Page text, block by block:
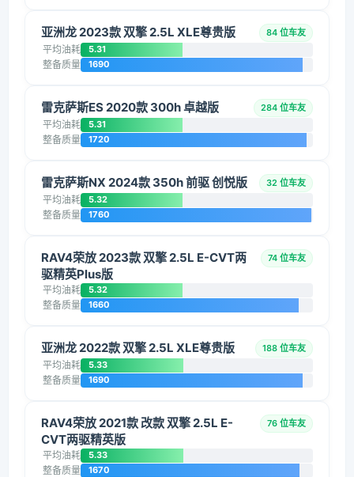
亚洲龙 2023款 双擎 2.5L XLE尊贵版 84 位车友
平均油耗 5.31
整备质量 1690
雷克萨斯ES 2020款 300h 卓越版 284 位车友
平均油耗 5.31
整备质量 1720
雷克萨斯NX 2024款 350h 前驱 创悦版 32 位车友
平均油耗 5.32
整备质量 1760
RAV4荣放 2023款 双擎 2.5L E-CVT两
驱精英Plus版
74 位车友
平均油耗 5.32
整备质量 1660
亚洲龙 2022款 双擎 2.5L XLE尊贵版 188 位车友
平均油耗 5.33
整备质量 1690
RAV4荣放 2021款 改款 双擎 2.5L E-
CVT两驱精英版
76 位车友
平均油耗 5.33
整备质量 1670